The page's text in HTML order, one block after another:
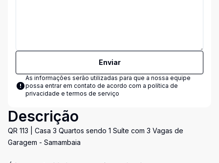
Enviar
As informações serão utilizadas para que a nossa equipe
possa entrar em contato de acordo com a política de
privacidade e termos de serviço
Descrição
QR 113 | Casa 3 Quartos sendo 1 Suíte com 3 Vagas de
Garagem - Samambaia